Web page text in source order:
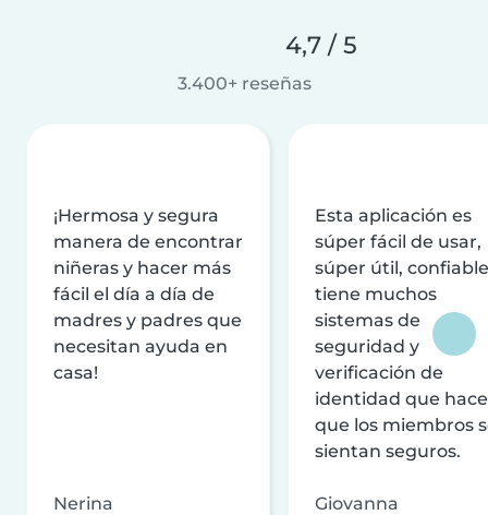
4,7 / 5
3.400+ reseñas
¡Hermosa y segura
manera de encontrar
niñeras y hacer más
fácil el día a día de
madres y padres que
necesitan ayuda en
casa!
Nerina
Esta aplicación es
súper fácil de usar,
súper útil,
tiene muchos
sistemas de
seguridad y
verificación de
identidad que
que los miembros
sientan seguros.
Giovanna